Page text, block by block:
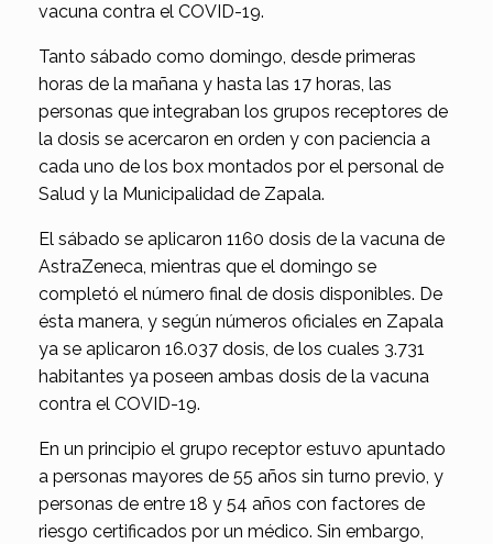
vacuna contra el COVID-19.
Tanto sábado como domingo, desde primeras
horas de la mañana y hasta las 17 horas, las
personas que integraban los grupos receptores de
la dosis se acercaron en orden y con paciencia a
cada uno de los box montados por el personal de
Salud y la Municipalidad de Zapala.
El sábado se aplicaron 1160 dosis de la vacuna de
AstraZeneca, mientras que el domingo se
completó el número final de dosis disponibles. De
ésta manera, y según números oficiales en Zapala
ya se aplicaron 16.037 dosis, de los cuales 3.731
habitantes ya poseen ambas dosis de la vacuna
contra el COVID-19.
En un principio el grupo receptor estuvo apuntado
a personas mayores de 55 años sin turno previo, y
personas de entre 18 y 54 años con factores de
riesgo certificados por un médico. Sin embargo,